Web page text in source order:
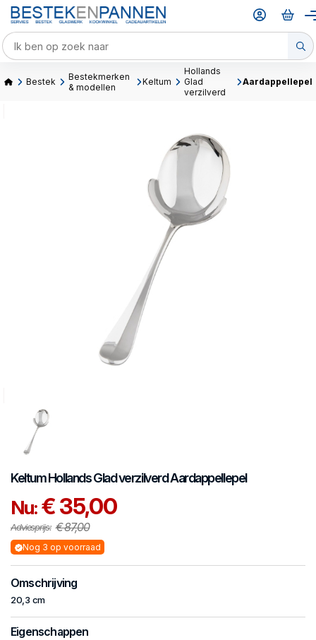
Bestek
Bestekmerken
& modellen
Keltum
Hollands
Glad
verzilverd
Aardappellepel
KeltumHollands Glad verzilverdAardappellepel
Nu:€ 35,00
Adviesprijs: € 87,00
Nog 3 op voorraad
Omschrijving
20,3 cm
Eigenschappen